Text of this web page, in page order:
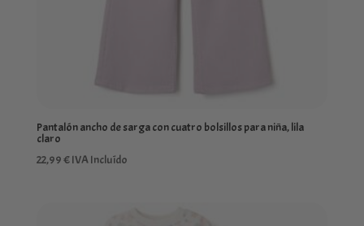
Pantalón ancho de sarga con cuatro bolsillos para niña, lila
claro
22,99€IVA Incluído